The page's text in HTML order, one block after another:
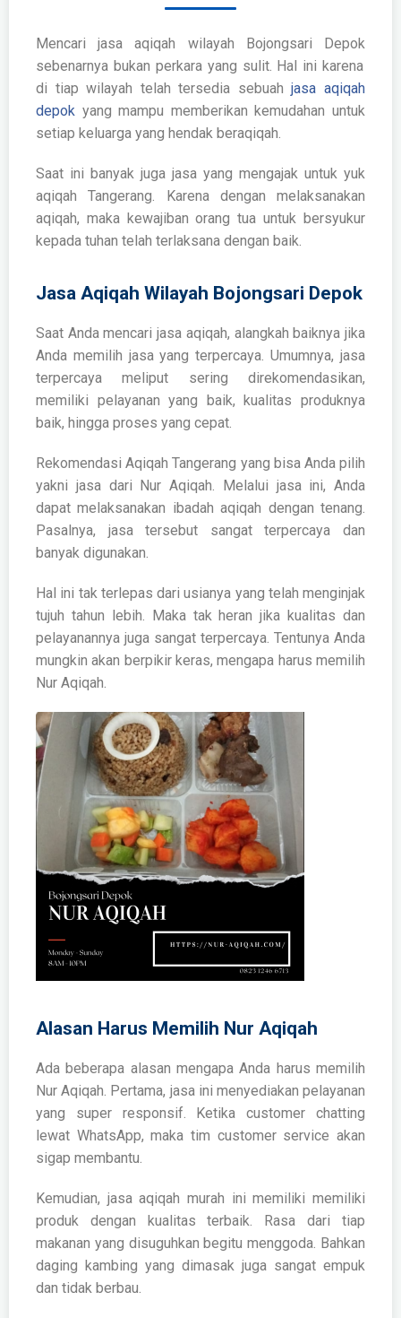
Mencarijasa aqiqah wilayah Bojongsari Depok
sebenarnya bukan perkara yang sulit. Hal ini karena
di tiap wilayah telah tersedia sebuahjasa aqiqah
depok yang mampu memberikan kemudahan untuk
setiap keluarga yang hendak beraqiqah.
Saat ini banyak juga jasa yang mengajak untuk yuk
aqiqah Tangerang . Karena dengan melaksanakan
aqiqah, maka kewajiban orang tua untuk bersyukur
kepada tuhan telah terlaksana dengan baik.
Jasa Aqiqah Wilayah Bojongsari Depok
Saat Anda mencari jasa aqiqah, alangkah baiknya jika
Anda memilih jasa yang terpercaya. Umumnya, jasa
terpercaya meliput sering direkomendasikan,
memiliki pelayanan yang baik, kualitas produknya
baik, hingga proses yang cepat.
Rekomendasi Aqiqah Tangerang yang bisa Anda pilih
yakni jasa dari Nur Aqiqah. Melalui jasa ini, Anda
dapat melaksanakan ibadah aqiqah dengan tenang.
Pasalnya, jasa tersebut sangat terpercaya dan
banyak digunakan.
Hal ini tak terlepas dari usianya yang telah menginjak
tujuh tahun lebih. Maka tak heran jika kualitas dan
pelayanannya juga sangat terpercaya. Tentunya Anda
mungkin akan berpikir keras, mengapa harus memilih
Nur Aqiqah.
Alasan Harus Memilih Nur Aqiqah
Ada beberapa alasan mengapa Anda harus memilih
Nur Aqiqah. Pertama, jasa ini menyediakan pelayanan
yang super responsif. Ketika customer chatting
lewat WhatsApp, maka tim customer service akan
sigap membantu.
Kemudian, jasa aqiqah murah ini memiliki memiliki
produk dengan kualitas terbaik. Rasa dari tiap
makanan yang disuguhkan begitu menggoda. Bahkan
daging kambing yang dimasak juga sangat empuk
dan tidak berbau.